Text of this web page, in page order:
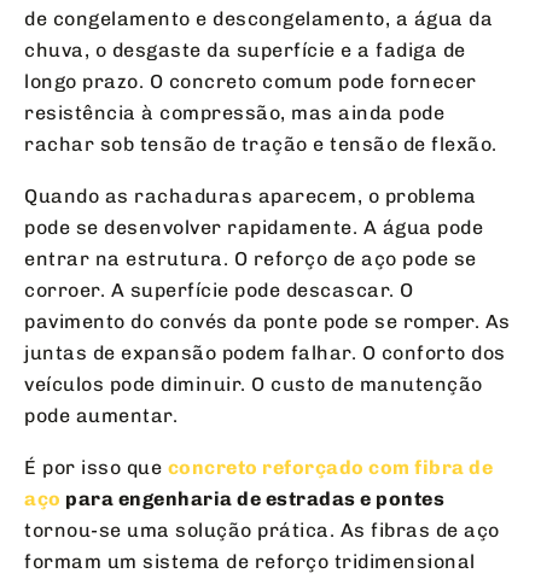
de congelamento e descongelamento, a água da
chuva, o desgaste da superfície e a fadiga de
longo prazo. O concreto comum pode fornecer
resistência à compressão, mas ainda pode
rachar sob tensão de tração e tensão de flexão.
Quando as rachaduras aparecem, o problema
pode se desenvolver rapidamente. A água pode
entrar na estrutura. O reforço de aço pode se
corroer. A superfície pode descascar. O
pavimento do convés da ponte pode se romper. As
juntas de expansão podem falhar. O conforto dos
veículos pode diminuir. O custo de manutenção
pode aumentar.
É por isso que concreto reforçado com fibra de
aço para engenharia de estradas e pontes
tornou-se uma solução prática. As fibras de aço
formam um sistema de reforço tridimensional